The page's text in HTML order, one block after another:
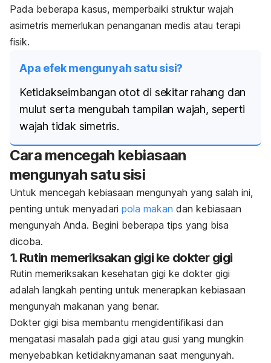
Pada beberapa kasus, memperbaiki struktur wajah
asimetris memerlukan penanganan medis atau terapi
fisik.
Apa efek mengunyah satu sisi?
Ketidakseimbangan otot di sekitar rahang dan
mulut serta mengubah tampilan wajah, seperti
wajah tidak simetris.
Cara mencegah kebiasaan
mengunyah satu sisi
Untuk mencegah kebiasaan mengunyah yang salah ini,
penting untuk menyadari pola makan dan kebiasaan
mengunyah Anda. Begini beberapa tips yang bisa
dicoba.
1. Rutin memeriksakan gigi ke dokter gigi
Rutin memeriksakan kesehatan gigi ke dokter gigi
adalah langkah penting untuk menerapkan kebiasaan
mengunyah makanan yang benar.
Dokter gigi bisa membantu mengidentifikasi dan
mengatasi masalah pada gigi atau gusi yang mungkin
menyebabkan ketidaknyamanan saat mengunyah.